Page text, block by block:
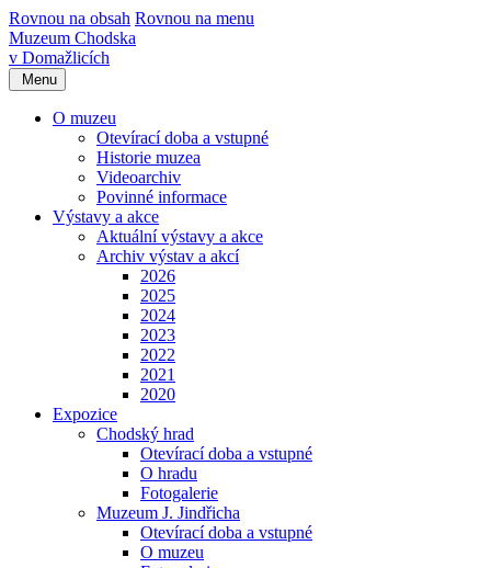
Rovnou na obsah Rovnou na menu
Muzeum Chodska
v Domažlicích
Menu
O muzeu
Otevírací doba a vstupné
Historie muzea
Videoarchiv
Povinné informace
Výstavy a akce
Aktuální výstavy a akce
Archiv výstav a akcí
2026
2025
2024
2023
2022
2021
2020
Expozice
Chodský hrad
Otevírací doba a vstupné
O hradu
Fotogalerie
Muzeum J. Jindřicha
Otevírací doba a vstupné
O muzeu